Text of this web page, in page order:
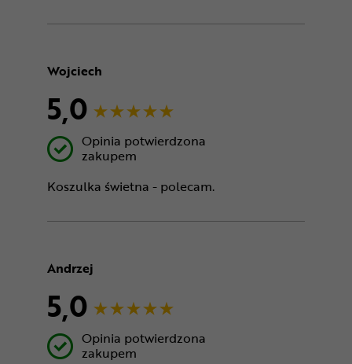
Wojciech
5,0
Opinia potwierdzona
zakupem
Koszulka świetna - polecam.
Andrzej
5,0
Opinia potwierdzona
zakupem